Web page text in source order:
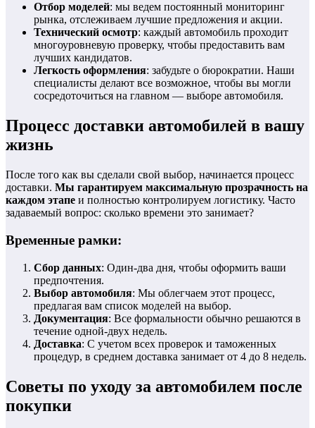
Отбор моделей: мы ведем постоянный мониторинг
рынка, отслеживаем лучшие предложения и акции.
Технический осмотр: каждый автомобиль проходит
многоуровневую проверку, чтобы предоставить вам
лучших кандидатов.
Легкость оформления: забудьте о бюрократии. Наши
специалисты делают все возможное, чтобы вы могли
сосредоточиться на главном — выборе автомобиля.
Процесс доставки автомобилей в вашу
жизнь
После того как вы сделали свой выбор, начинается процесс
доставки. Мы гарантируем максимальную прозрачность на
каждом этапе и полностью контролируем логистику. Часто
задаваемый вопрос: сколько времени это занимает?
Временные рамки:
Сбор данных: Один-два дня, чтобы оформить ваши
предпочтения.
Выбор автомобиля: Мы облегчаем этот процесс,
предлагая вам список моделей на выбор.
Документация: Все формальности обычно решаются в
течение одной-двух недель.
Доставка: С учетом всех проверок и таможенных
процедур, в среднем доставка занимает от 4 до 8 недель.
Советы по уходу за автомобилем после
покупки